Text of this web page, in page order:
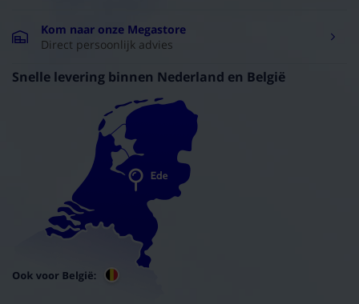
Kom naar onze Megastore
Direct persoonlijk advies
Snelle levering binnen Nederland en België